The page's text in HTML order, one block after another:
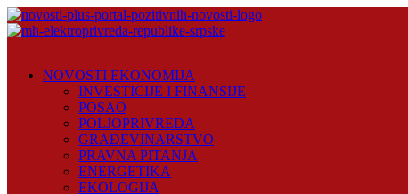
Skip
to
NOVOSTI EKONOMIJA
INVESTICIJE I FINANSIJE
POSAO
POLJOPRIVREDA
GRAĐEVINARSTVO
PRAVNA PITANJA
ENERGETIKA
EKOLOGIJA